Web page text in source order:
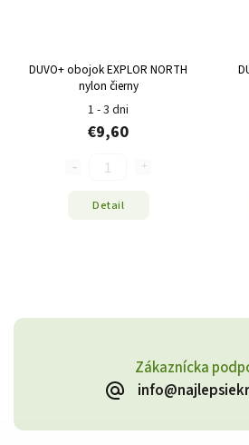
DUVO+ obojok EXPLOR NORTH
nylon čierny
1 - 3 dni
€9,60
Detail
Zákaznícka